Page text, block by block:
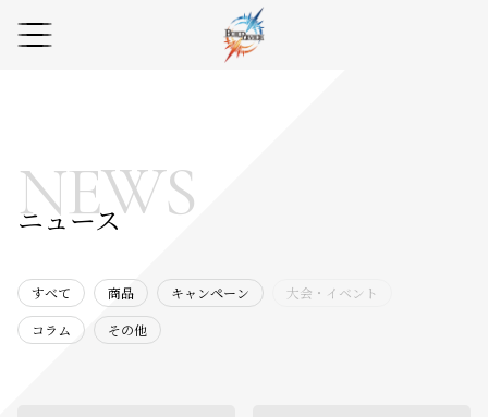
NEWS
ニュース
すべて 商品 キャンペーン
大会・イベント
コラム
その他